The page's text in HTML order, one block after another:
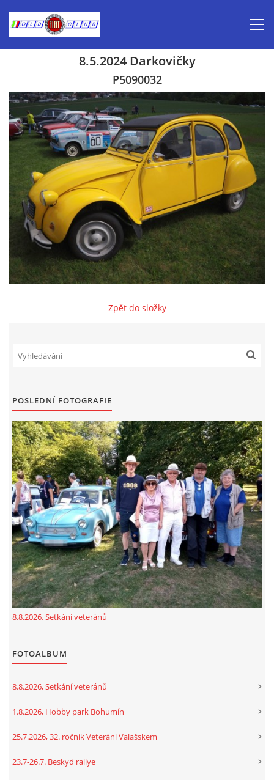
Inzerce prodej
Aktuálně-pozvánky
Kalendář veteránských akcí 2026
Prvomájová jízda 2026
Old Fiat Club historie
Vývozy a osvědčení
Benzín - Čas bioblaženosti přichází
Moderní nafta
Stanovy Old Fiat Clubu, z. s.
GDPR
oldfiatclub@seznam.cz |
8.5.2024 Darkovičky
P5090032
Zpět do složky
POSLEDNÍ FOTOGRAFIE
8.8.2026, Setkání veteránů
FOTOALBUM
8.8.2026, Setkání veteránů
1.8.2026, Hobby park Bohumín
25.7.2026, 32. ročník Veteráni Valašskem
23.7-26.7. Beskyd rallye